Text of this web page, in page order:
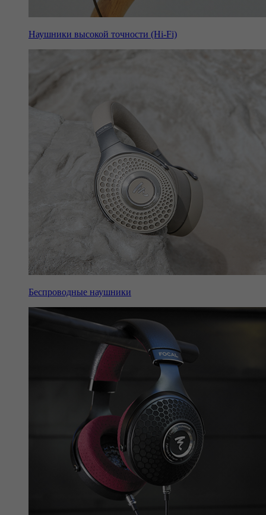
Наушники высокой точности (Hi-Fi)
Беспроводные наушники